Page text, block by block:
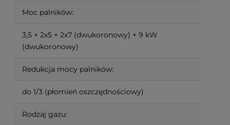
Moc palników:
3,5 + 2x5 + 2x7 (dwukoronowy) + 9 kW
(dwukoronowy)
Redukcja mocy palników:
do 1/3 (płomień oszczędnościowy)
Rodzaj gazu: